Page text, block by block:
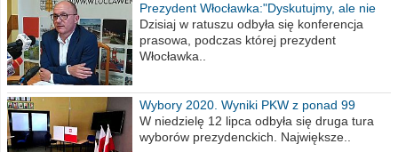
Prezydent Włocławka:"Dyskutujmy, ale nie
obrażajmy się”
Dzisiaj w ratuszu odbyła się konferencja
prasowa, podczas której prezydent
Włocławka..
Wybory 2020. Wyniki PKW z ponad 99
procent obwodów
W niedzielę 12 lipca odbyła się druga tura
wyborów prezydenckich. Największe..